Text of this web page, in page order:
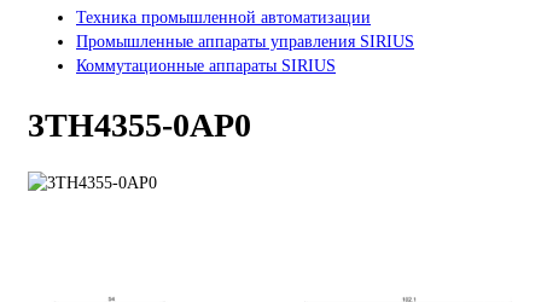
Техника промышленной автоматизации
Промышленные аппараты управления SIRIUS
Коммутационные аппараты SIRIUS
3TH4355-0AP0